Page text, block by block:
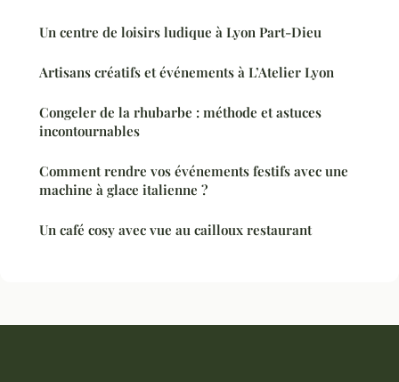
Un centre de loisirs ludique à Lyon Part-Dieu
Artisans créatifs et événements à L’Atelier Lyon
Congeler de la rhubarbe : méthode et astuces
incontournables
Comment rendre vos événements festifs avec une
machine à glace italienne ?
Un café cosy avec vue au cailloux restaurant